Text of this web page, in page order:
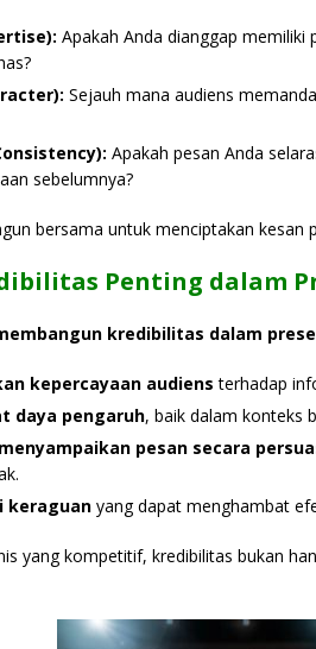
Apakah Anda dianggap
Sejauh mana audiens
Apakah pesan Anda
sebelumnya?
bersama untuk menciptakan kesan
Penting dalam
kredibilitas dalam
kepercayaan audiens terhadap
daya pengaruh, baik dalam konteks
pesan secara
keraguan yang dapat menghambat
yang kompetitif, kredibilitas bukan